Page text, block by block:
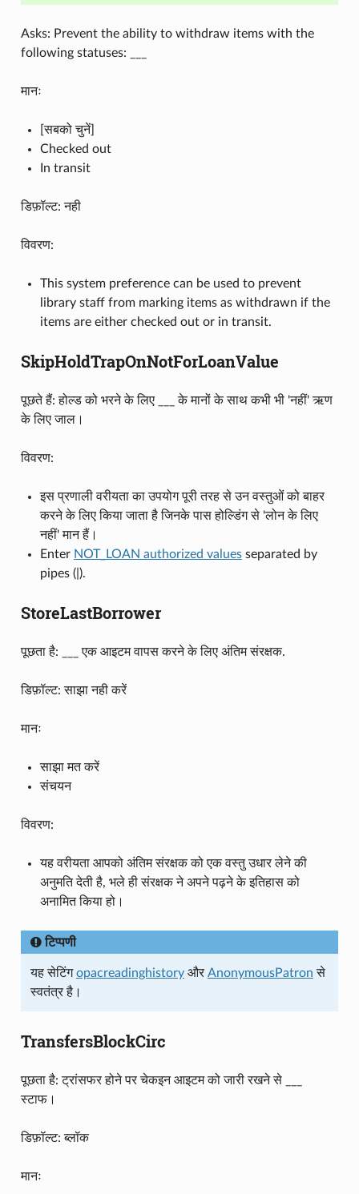
Asks: Prevent the ability to withdraw items with the
following statuses: ___
मानः
[सबको चुनें]
Checked out
In transit
डिफ़ॉल्ट: नही
विवरण:
This system preference can be used to prevent
library staff from marking items as withdrawn if the
items are either checked out or in transit.
SkipHoldTrapOnNotForLoanValue
पूछते हैं: होल्ड को भरने के लिए ___ के मानों के साथ कभी भी 'नहीं' ऋण
के लिए जाल।
विवरण:
इस प्रणाली वरीयता का उपयोग पूरी तरह से उन वस्तुओं को बाहर
करने के लिए किया जाता है जिनके पास होल्डिंग से 'लोन के लिए
नहीं' मान हैं।
Enter NOT_LOAN authorized valuesseparated by
pipes (|).
StoreLastBorrower
पूछता है: ___ एक आइटम वापस करने के लिए अंतिम संरक्षक.
डिफ़ॉल्ट: साझा नही करें
मानः
साझा मत करें
संचयन
विवरण:
यह वरीयता आपको अंतिम संरक्षक को एक वस्तु उधार लेने की
अनुमति देती है, भले ही संरक्षक ने अपने पढ़ने के इतिहास को
अनामित किया हो।
टिप्पणी
यह सेटिंगopacreadinghistoryऔर AnonymousPatron से
स्वतंत्र है।
TransfersBlockCirc
पूछता है: ट्रांसफर होने पर चेकइन आइटम को जारी रखने से ___
स्टाफ।
डिफ़ॉल्ट: ब्लॉक
मानः